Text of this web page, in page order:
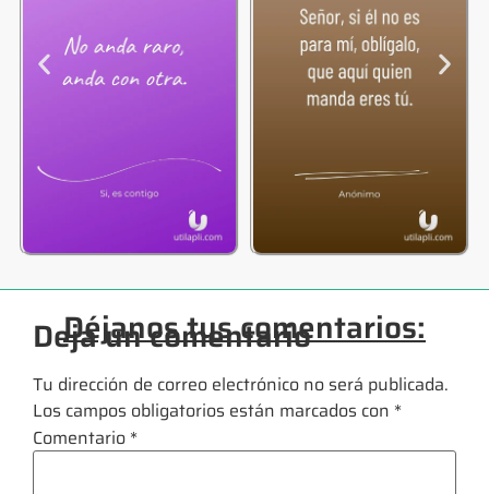
Déjanos tus comentarios:
Deja un comentario
Tu dirección de correo electrónico no será publicada.
Los campos obligatorios están marcados con *
Comentario *